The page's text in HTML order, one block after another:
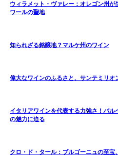
ウィラメット・ヴァレー：オレゴン州が
ワールの聖地
知られざる銘醸地？マルケ州のワイン
偉大なワインのふるさと、サンテミリオ
イタリアワインを代表する力強さ！バル
の魅力に迫る
クロ・ド・タール：ブルゴーニュの至宝